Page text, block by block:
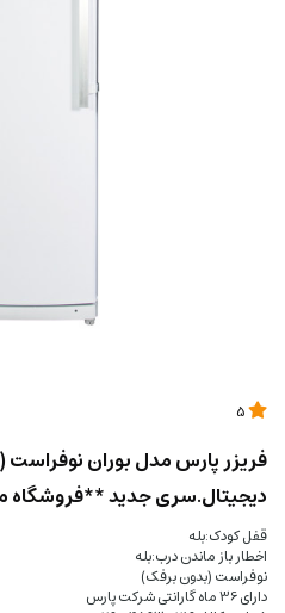
فریزر پارس مدل بوران
دیجیتال.سری جدید **فروشگاه
قفل کودک:بله
اخطار باز ماندن درب:بله
نوفراست (بدون برفک)
دارای 36 ماه گارانتی شرکت پارس